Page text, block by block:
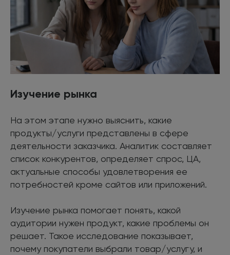
Изучение рынка
На этом этапе нужно выяснить, какие
продукты/услуги представлены в сфере
деятельности заказчика. Аналитик составляет
список конкурентов, определяет спрос, ЦА,
актуальные способы удовлетворения ее
потребностей кроме сайтов или приложений.
Изучение рынка помогает понять, какой
аудитории нужен продукт, какие проблемы он
решает. Такое исследование показывает,
почему покупатели выбрали товар/услугу, и